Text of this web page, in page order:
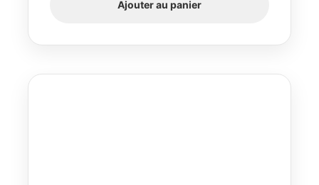
00
Ajouter au panier